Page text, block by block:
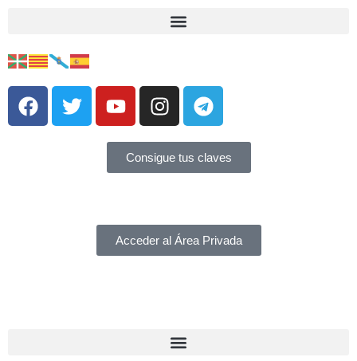
Consigue tus claves
Acceder al Área Privada